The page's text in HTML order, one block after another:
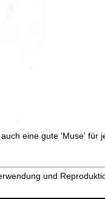
eine gute 'Muse' für
und